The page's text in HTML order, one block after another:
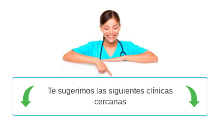
Te sugerimos las siguientes clínicas
cercanas